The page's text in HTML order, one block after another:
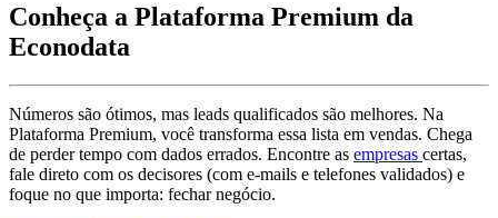
Conheça a Plataforma Premium da
Econodata
Números são ótimos, mas leads qualificados são melhores. Na
Plataforma Premium, você transforma essa lista em vendas. Chega
de perder tempo com dados errados. Encontre as empresas certas,
fale direto com os decisores (com e-mails e telefones validados) e
foque no que importa: fechar negócio.